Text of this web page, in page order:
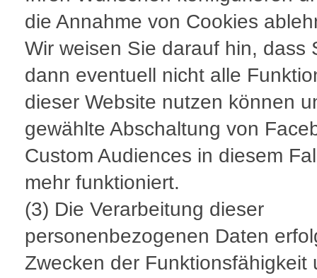
die Annahme von Cookies
Wir weisen Sie darauf hin, dass
dann eventuell nicht alle
dieser Website nutzen können
gewählte Abschaltung von
Custom Audiences in diesem
mehr funktioniert.
(3) Die Verarbeitung dieser
personenbezogenen Daten
Zwecken der Funktionsfähigkeit